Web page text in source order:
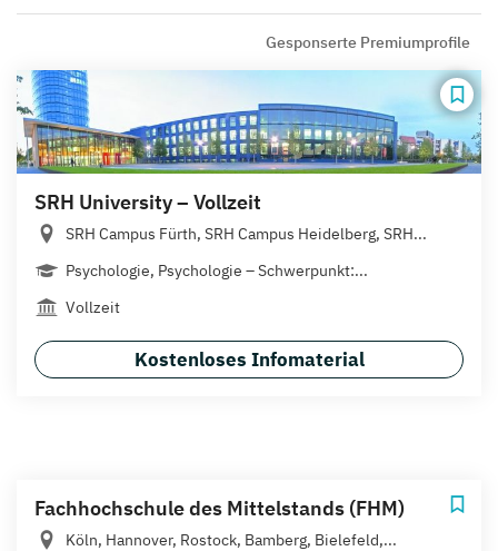
Gesponserte Premiumprofile
SRH University – Vollzeit
SRH Campus Fürth, SRH Campus Heidelberg, SRH...
Psychologie, Psychologie – Schwerpunkt:...
Vollzeit
Kostenloses Infomaterial
Fachhochschule des Mittelstands (FHM)
Köln, Hannover, Rostock, Bamberg, Bielefeld,...